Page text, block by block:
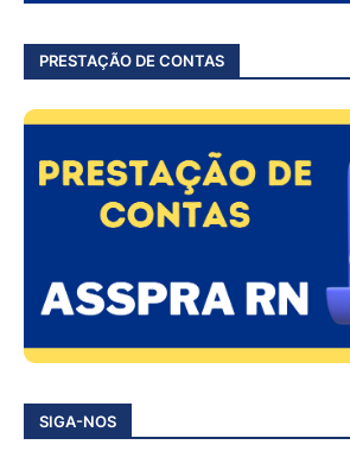
PRESTAÇÃO DE CONTAS
SIGA-NOS